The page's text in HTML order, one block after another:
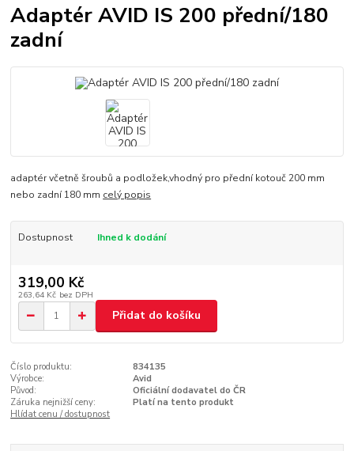
Adaptér AVID IS 200 přední/180
zadní
adaptér včetně šroubů a podložek,vhodný pro přední kotouč 200 mm
nebo zadní 180 mm celý popis
Dostupnost Ihned k dodání
319,00 Kč
263,64 Kč bez DPH
Přidat do košíku
Číslo produktu:
834135
Výrobce:
Avid
Původ:
Oficiální dodavatel do ČR
Záruka nejnižší ceny:
Platí na tento produkt
Hlídat cenu / dostupnost